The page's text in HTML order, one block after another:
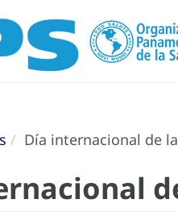
Día internacional de